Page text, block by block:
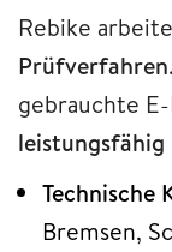
Rebike
Prüfverfahren
gebrauchte
leistungsfähig
Technische
Bremsen,